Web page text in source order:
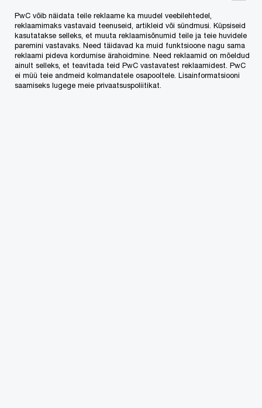
kuulusid konkurentsivõimelisimate hulka veel
Stockholm (7.-s, kõige rohelisem ja
jätkusuutlikum) ja Berliin (12.)
Tokio (15.) oli vaatlusalustest suurlinnadest parim
PwC võib näidata teile reklaame ka muudel veebilehtedel,
reklaamimaks vastavaid teenuseid, artikleid või sündmusi. Küpsiseid
kasutatakse selleks, et muuta reklaamisõnumid teile ja teie huvidele
paremini vastavaks. Need täidavad ka muid funktsioone nagu sama
reklaami pideva kordumise ärahoidmine. Need reklaamid on mõeldud
ainult selleks, et teavitada teid PwC vastavatest reklaamidest. PwC
ei müü teie andmeid kolmandatele osapooltele. Lisainformatsiooni
saamiseks lugege meie privaatsuspoliitikat.